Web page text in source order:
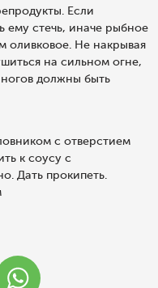
Если
ему стечь, иначе рыбное
оливковое. Не накрывая
на сильном огне,
должны быть
с отверстием
к соусу с
Дать прокипеть.